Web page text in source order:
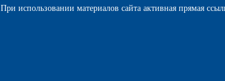
При использовании материалов сайта активная прямая